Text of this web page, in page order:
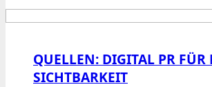
QUELLEN: DIGITAL PR FÜR
SICHTBARKEIT